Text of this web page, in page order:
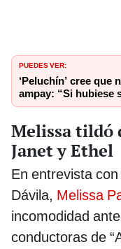
PUEDES VER:
‘Peluchín’ cree que
ampay: “Si hubiese
Melissa tildó
Janet y Ethel
En entrevista
Dávila, Melissa
incomodidad
conductoras de